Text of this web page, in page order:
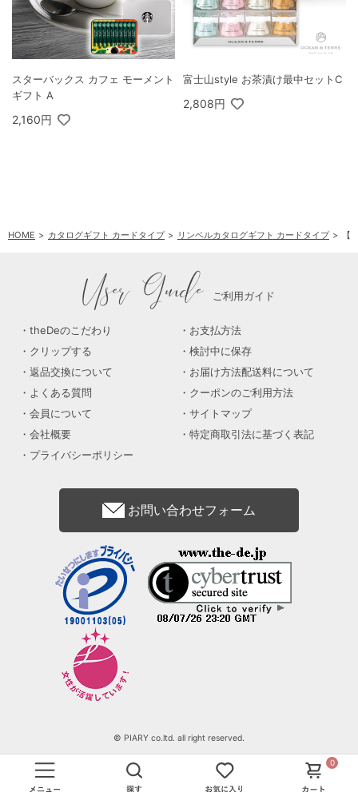
0
スターバックス カフェ モーメント
ギフト A
2,160円
富士山style お茶漬け最中セットC
2,808円
HOME カタログギフト カードタイプ リンベルカタログギフト カードタイプ 【
User Guide ご利用ガイド
theDeのこだわり
お支払方法
クリップする
検討中に保存
返品交換について
お届け方法配送料について
よくある質問
クーポンのご利用方法
会員について
サイトマップ
会社概要
特定商取引法に基づく表記
プライバシーポリシー
お問い合わせフォーム
© PIARY co.ltd. all right reserved.